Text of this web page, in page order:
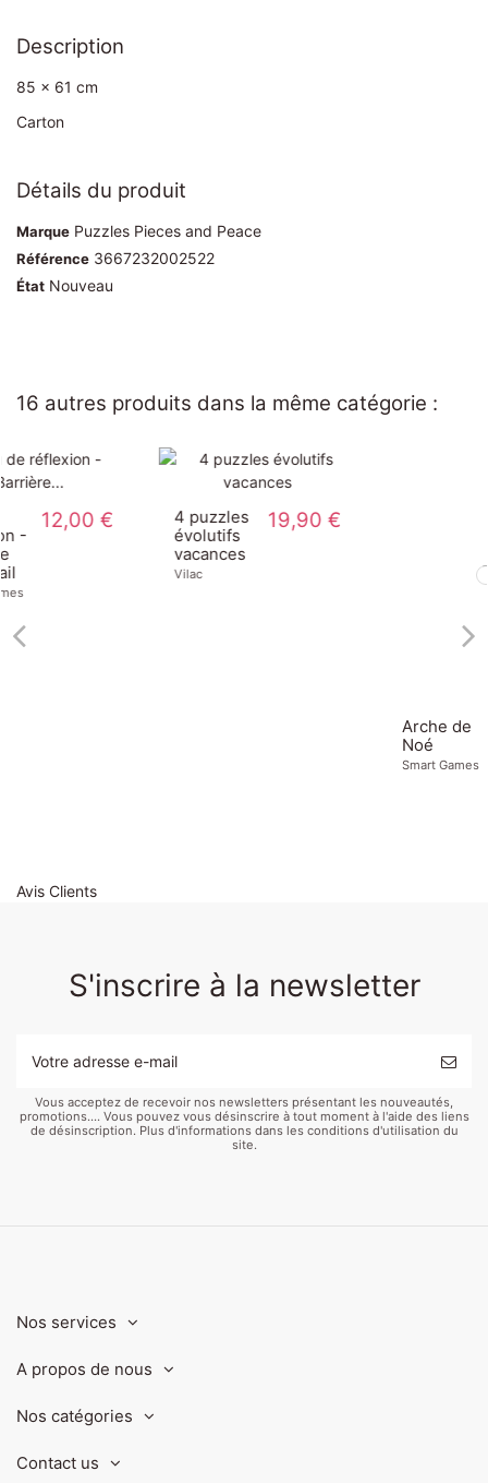
Description
85 x 61 cm
Carton
Détails du produit
Marque Puzzles Pieces and Peace
Référence 3667232002522
État Nouveau
16 autres produits dans la même catégorie :
19,90 €
Licornes
Janod
Avis Clients
S'inscrire à la newsletter
Vous acceptez de recevoir nos newsletters présentant les nouveautés,
promotions.... Vous pouvez vous désinscrire à tout moment à l'aide des liens
de désinscription. Plus d'informations dans les conditions d'utilisation du
site.
Nos services
A propos de nous
Nos catégories
Contact us